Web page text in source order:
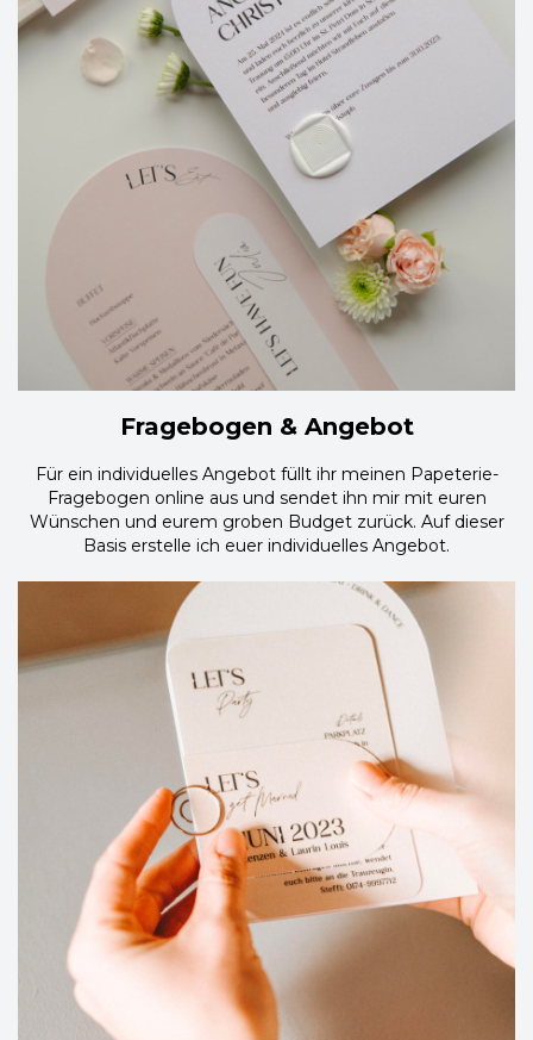
Fragebogen & Angebot
Für ein individuelles Angebot füllt ihr meinen Papeterie-
Fragebogen online aus und sendet ihn mir mit euren
Wünschen und eurem groben Budget zurück. Auf dieser
Basis erstelle ich euer individuelles Angebot.